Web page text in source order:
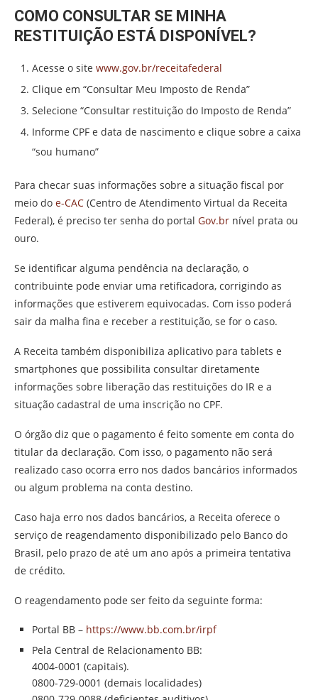
COMO CONSULTAR SE MINHA
RESTITUIÇÃO ESTÁ DISPONÍVEL?
Acesse o site www.gov.br/receitafederal
Clique em “Consultar Meu Imposto de Renda”
Selecione “Consultar restituição do Imposto de Renda”
Informe CPF e data de nascimento e clique sobre a caixa
“sou humano”
Para checar suas informações sobre a situação fiscal por
meio do e-CAC (Centro de Atendimento Virtual da Receita
Federal), é preciso ter senha do portal Gov.br nível prata ou
ouro.
Se identificar alguma pendência na declaração, o
contribuinte pode enviar uma retificadora, corrigindo as
informações que estiverem equivocadas. Com isso poderá
sair da malha fina e receber a restituição, se for o caso.
A Receita também disponibiliza aplicativo para tablets e
smartphones que possibilita consultar diretamente
informações sobre liberação das restituições do IR e a
situação cadastral de uma inscrição no CPF.
O órgão diz que o pagamento é feito somente em conta do
titular da declaração. Com isso, o pagamento não será
realizado caso ocorra erro nos dados bancários informados
ou algum problema na conta destino.
Caso haja erro nos dados bancários, a Receita oferece o
serviço de reagendamento disponibilizado pelo Banco do
Brasil, pelo prazo de até um ano após a primeira tentativa
de crédito.
O reagendamento pode ser feito da seguinte forma:
Portal BB – https://www.bb.com.br/irpf
Pela Central de Relacionamento BB:
4004-0001 (capitais).
0800-729-0001 (demais localidades)